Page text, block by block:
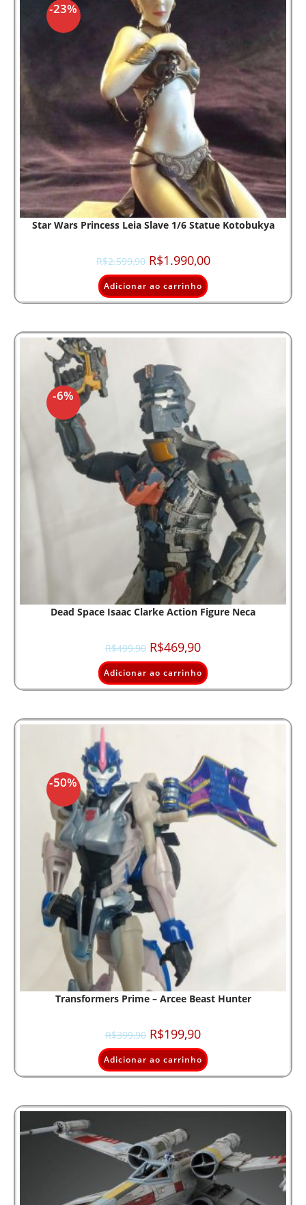
-23%
Star Wars Princess Leia Slave 1/6 Statue Kotobukya
R$2.599,90 R$1.990,00
Adicionar ao carrinho
-6%
Dead Space Isaac Clarke Action Figure Neca
R$499,90 R$469,90
Adicionar ao carrinho
-50%
Transformers Prime – Arcee Beast Hunter
R$399,90 R$199,90
Adicionar ao carrinho